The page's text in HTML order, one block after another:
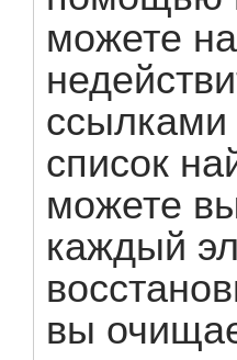
можете
ссылками
список
можете
каждый
вы